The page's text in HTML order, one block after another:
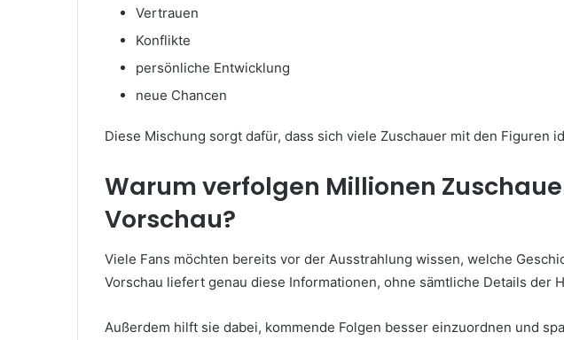
Vertrauen
Konflikte
persönliche Entwicklung
neue Chancen
Diese Mischung sorgt dafür, dass sich viele Zuschauer mit den Figuren
Warum verfolgen Millionen
Vorschau?
Viele Fans möchten bereits vor der Ausstrahlung wissen, welche
Vorschau liefert genau diese Informationen, ohne sämtliche Details der
Außerdem hilft sie dabei, kommende Folgen besser einzuordnen und